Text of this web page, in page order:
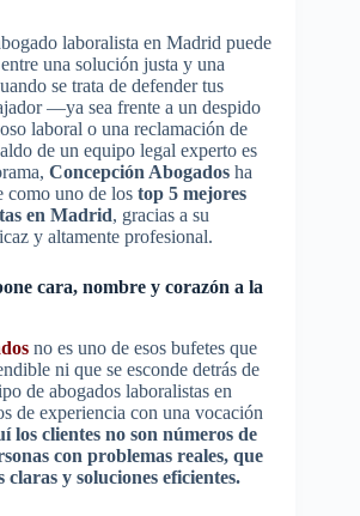
laboralista en Madrid puede
una solución justa y una
se trata de defender tus
—ya sea frente a un despido
laboral o una reclamación de
de un equipo legal experto es
Concepción Abogados ha
como uno de los top 5 mejores
en Madrid, gracias a su
y altamente profesional.
cara, nombre y corazón a la
no es uno de esos bufetes que
ni que se esconde detrás de
de abogados laboralistas en
de experiencia con una vocación
los clientes no son números de
con problemas reales, que
claras y soluciones eficientes.